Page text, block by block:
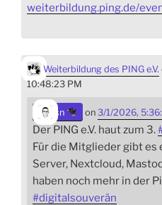
weiterbildung.ping.de/
Weiterbildung des PING e.V.
10:48:23 PM
sn on 3/1/2026,
Der PING e.V. haut zum 3.
Für die Mitglieder gibt es
Server, Nextcloud,
haben noch mehr in der
#digitalsouverän